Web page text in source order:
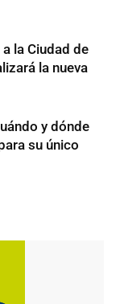
la Ciudad de
la nueva
y dónde
su único